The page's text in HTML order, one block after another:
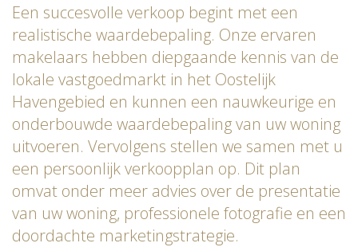
Een succesvolle verkoop begint met een
realistische waardebepaling. Onze ervaren
makelaars hebben diepgaande kennis van de
lokale vastgoedmarkt in het Oostelijk
Havengebied en kunnen een nauwkeurige en
onderbouwde waardebepaling van uw woning
uitvoeren. Vervolgens stellen we samen met u
een persoonlijk verkoopplan op. Dit plan
omvat onder meer advies over de presentatie
van uw woning, professionele fotografie en een
doordachte marketingstrategie.